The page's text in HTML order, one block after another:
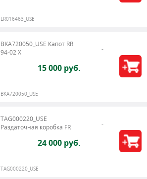
LR016463_USE
BKA720050_USE Капот RR
94-02 X
15 000 руб.
BKA720050_USE
TAG000220_USE
Раздаточная коробка FR
24 000 руб.
TAG000220_USE